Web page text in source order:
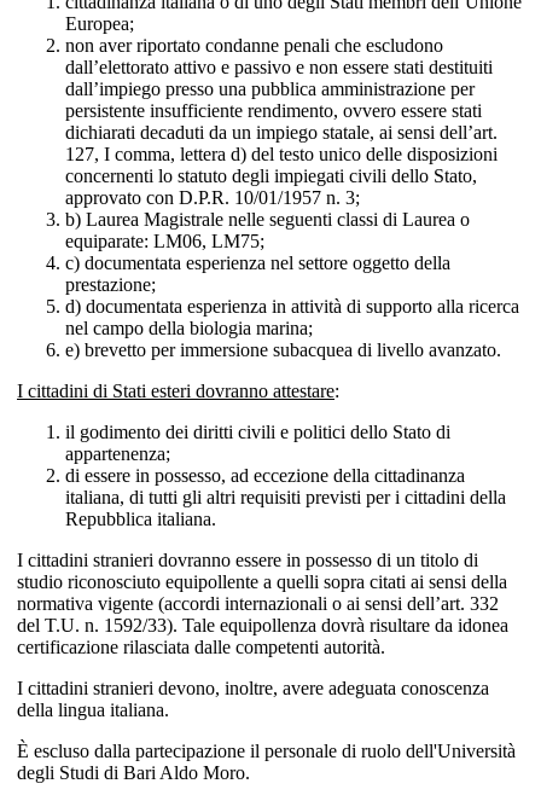
Europea;
non aver riportato condanne penali che escludono
dall’elettorato attivo e passivo e non essere stati destituiti
dall’impiego presso una pubblica amministrazione per
persistente insufficiente rendimento, ovvero essere stati
dichiarati decaduti da un impiego statale, ai sensi dell’art.
127, I comma, lettera d) del testo unico delle disposizioni
concernenti lo statuto degli impiegati civili dello Stato,
approvato con D.P.R. 10/01/1957 n. 3;
b) Laurea Magistrale nelle seguenti classi di Laurea o
equiparate: LM06, LM75;
c) documentata esperienza nel settore oggetto della
prestazione;
d) documentata esperienza in attività di supporto alla ricerca
nel campo della biologia marina;
e) brevetto per immersione subacquea di livello avanzato.
I cittadini di Stati esteri dovranno attestare:
il godimento dei diritti civili e politici dello Stato di
appartenenza;
di essere in possesso, ad eccezione della cittadinanza
italiana, di tutti gli altri requisiti previsti per i cittadini della
Repubblica italiana.
I cittadini stranieri dovranno essere in possesso di un titolo di
studio riconosciuto equipollente a quelli sopra citati ai sensi della
normativa vigente (accordi internazionali o ai sensi dell’art. 332
del T.U. n. 1592/33). Tale equipollenza dovrà risultare da idonea
certificazione rilasciata dalle competenti autorità.
I cittadini stranieri devono, inoltre, avere adeguata conoscenza
della lingua italiana.
È escluso dalla partecipazione il personale di ruolo dell'Università
degli Studi di Bari Aldo Moro.